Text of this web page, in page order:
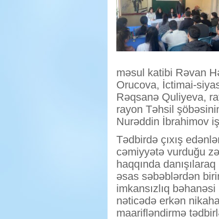
məsul katibi Rəvan
Orucova, İctimai-
Rəqsanə Quliyeva,
rayon Təhsil
Nurəddin İbrahimov
Tədbirdə çıxış
cəmiyyətə vurduğu
haqqında
əsas səbəblərdən
imkansızlıq
nəticədə erkən nikaha
maarifləndirmə